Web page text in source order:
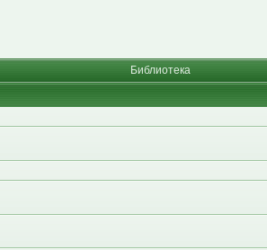
Библиотека